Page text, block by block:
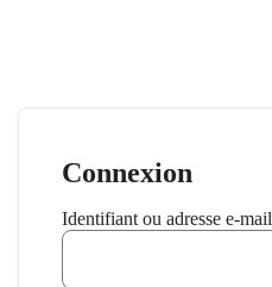
Connexion
Identifiant ou adresse e-mail